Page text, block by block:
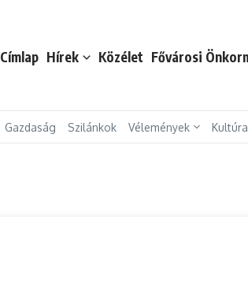
Címlap Hírek Közélet Fővárosi
Gazdaság Szilánkok Vélemények Kultúra